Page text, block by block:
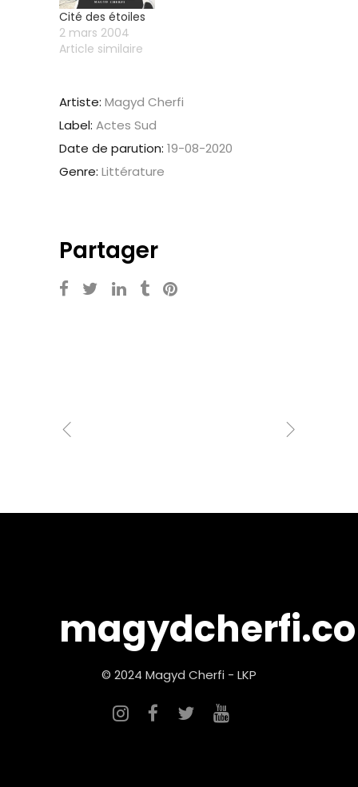
Cité des étoiles
2 mars 2004
Article similaire
Artiste: Magyd Cherfi
Label: Actes Sud
Date de parution: 19-08-2020
Genre: Littérature
Partager
© 2024 Magyd Cherfi - LKP